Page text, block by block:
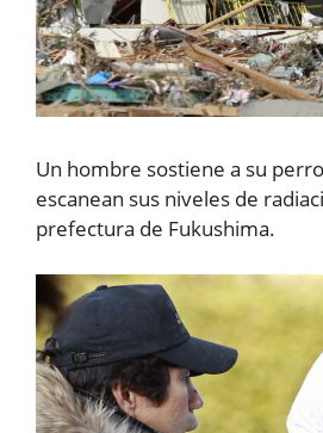
Un hombre sostiene a su
escanean sus niveles de
prefectura de Fukushima.